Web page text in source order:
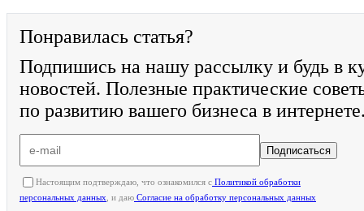
Понравилась статья?
Подпишись на нашу рассылку и будь в
новостей. Полезные практические
по развитию вашего бизнеса в
Подписаться
Настоящим подтверждаю, что ознакомился с Политикой обработки
персональных данных , и даю Согласие на обработку персональных данных